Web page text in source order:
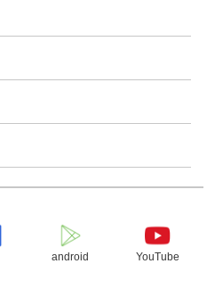
android YouTube